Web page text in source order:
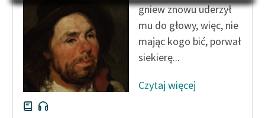
niepełnosprawnościami
E-kolekcja lektur
szkolnych i literatury do
słuchania dla uczennic i
uczniów z
niepełnosprawnościami
gniew znowu uderzył
mu do głowy, więc, nie
mając kogo bić, porwał
siekierę...
Czytaj więcej